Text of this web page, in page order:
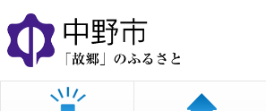
本
文
へ
移